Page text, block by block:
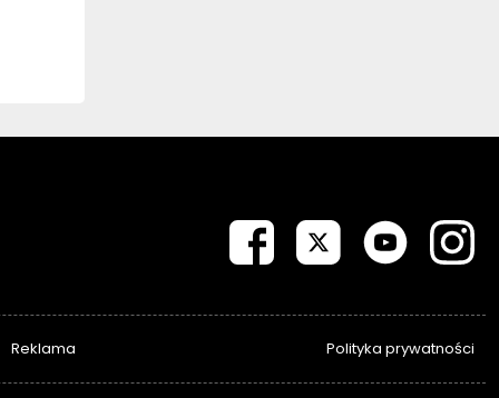
Reklama Polityka prywatności